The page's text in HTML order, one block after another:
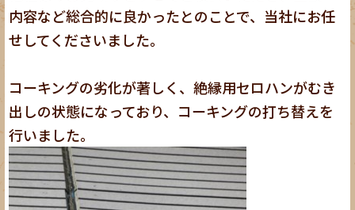
内容など総合的に良かったとのことで、当社にお任
せしてくださいました。
コーキングの劣化が著しく、絶縁用セロハンがむき
出しの状態になっており、コーキングの打ち替えを
行いました。